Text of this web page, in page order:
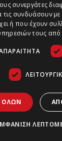
συνεργάτες
τις συνδυάσουν
ή που έχουν
τους από
ΌΛΩΝ